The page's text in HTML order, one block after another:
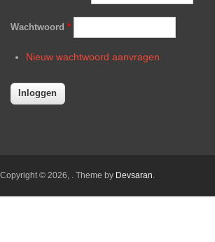
Wachtwoord *
Nieuw wachtwoord aanvragen
Copyright © 2026, . Theme by Devsaran.